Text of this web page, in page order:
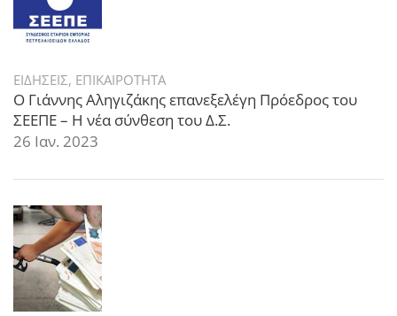
ΕΙΔΗΣΕΙΣ, ΕΠΙΚΑΙΡΟΤΗΤΑ
Ο Γιάννης Αληγιζάκης επανεξελέγη Πρόεδρος του
ΣΕΕΠΕ – Η νέα σύνθεση του Δ.Σ.
26 Ιαν. 2023